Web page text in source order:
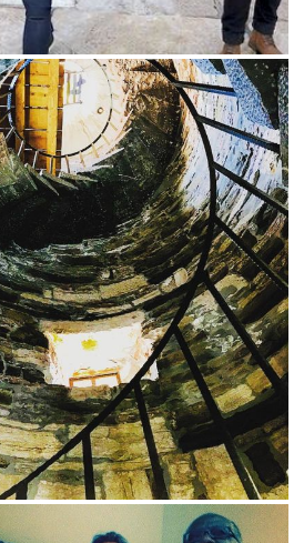
Feb 16
Ago 3